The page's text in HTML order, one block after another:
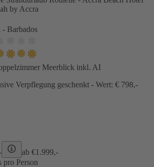
by Accra
Barbados
Meerblick inkl. AI
Verpflegung geschenkt - Wert: € 798,-
ab €1.999,-
pro Person